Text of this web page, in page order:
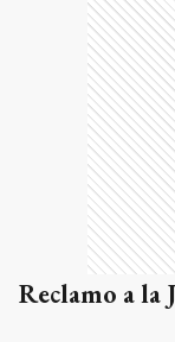
Reclamo a la